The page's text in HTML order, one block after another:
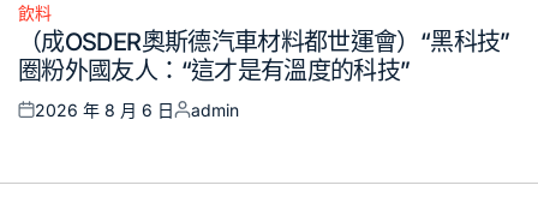
Posted
飲料
（成OSDER奧斯德汽車材料都世運會）“黑科技”
圈粉外國友人：“這才是有溫度的科技”
Posted
2026 年 8 月 6 日
Posted
admin